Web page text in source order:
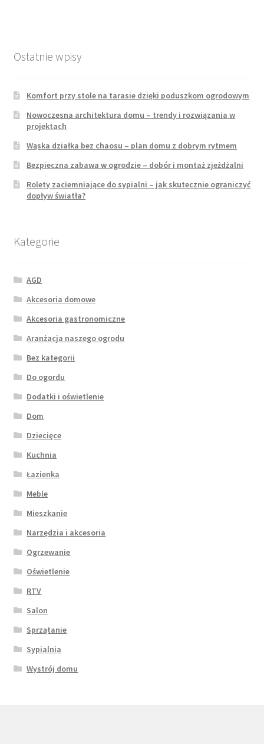
Ostatnie wpisy
Komfort przy stole na tarasie dzięki poduszkom ogrodowym
Nowoczesna architektura domu – trendy i rozwiązania w
projektach
Wąska działka bez chaosu – plan domu z dobrym rytmem
Bezpieczna zabawa w ogrodzie – dobór i montaż zjeżdżalni
Rolety zaciemniające do sypialni – jak skutecznie ograniczyć
dopływ światła?
Kategorie
AGD
Akcesoria domowe
Akcesoria gastronomiczne
Aranżacja naszego ogrodu
Bez kategorii
Do ogordu
Dodatki i oświetlenie
Dom
Dziecięce
Kuchnia
Łazienka
Meble
Mieszkanie
Narzędzia i akcesoria
Ogrzewanie
Oświetlenie
RTV
Salon
Sprzątanie
Sypialnia
Wystrój domu